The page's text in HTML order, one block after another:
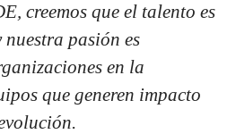
creemos que el talento es
pasión es
en la
que generen impacto